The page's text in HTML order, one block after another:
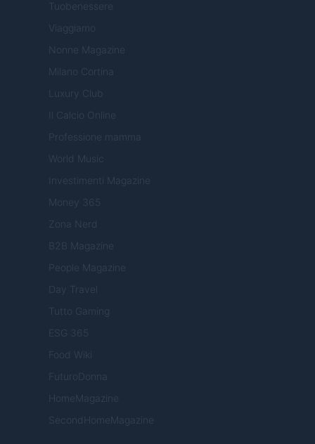
Tuobenessere
Viaggiamo
Nonne Magazine
Milano Cortina
Luxury Club
Il Calcio Online
Professione mamma
World Music
Investimenti Magazine
Money 365
Zona Nerd
B2B Magazine
People Magazine
Day Travel
Tutto Gaming
ESG 365
Food Wiki
FuturoDonna
HomeMagazine
SecondHomeMagazine